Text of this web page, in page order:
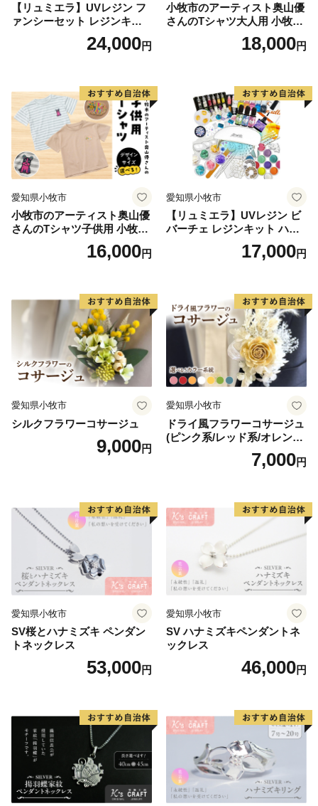
【リュミエラ】UVレジン フ
ァンシーセット レジンキッ
ト ハンドメイド レジンクラ
フト アクセサリーキット 手
24,000円
小牧市のアーティスト奥山優
さんのTシャツ大人用 小牧市
18,000円
愛知県小牧市
小牧市のアーティスト奥山優
さんのTシャツ子供用 小牧市
16,000円
愛知県小牧市
【リュミエラ】UVレジン ビ
バーチェ レジンキット ハン
ドメイド レジンクラフト ア
クセサリーキット 手作り セ
17,000円
愛知県小牧市
シルクフラワーコサージュ
9,000円
愛知県小牧市
ドライ風フラワーコサージュ
(ピンク系/レッド系/オレンジ
系/ホワイト系/イエロー系/グ
リーン系/ブルー系）7,000円
愛知県小牧市
SV桜とハナミズキ ペンダン
トネックレス
53,000円
愛知県小牧市
SV ハナミズキペンダントネ
ックレス
46,000円